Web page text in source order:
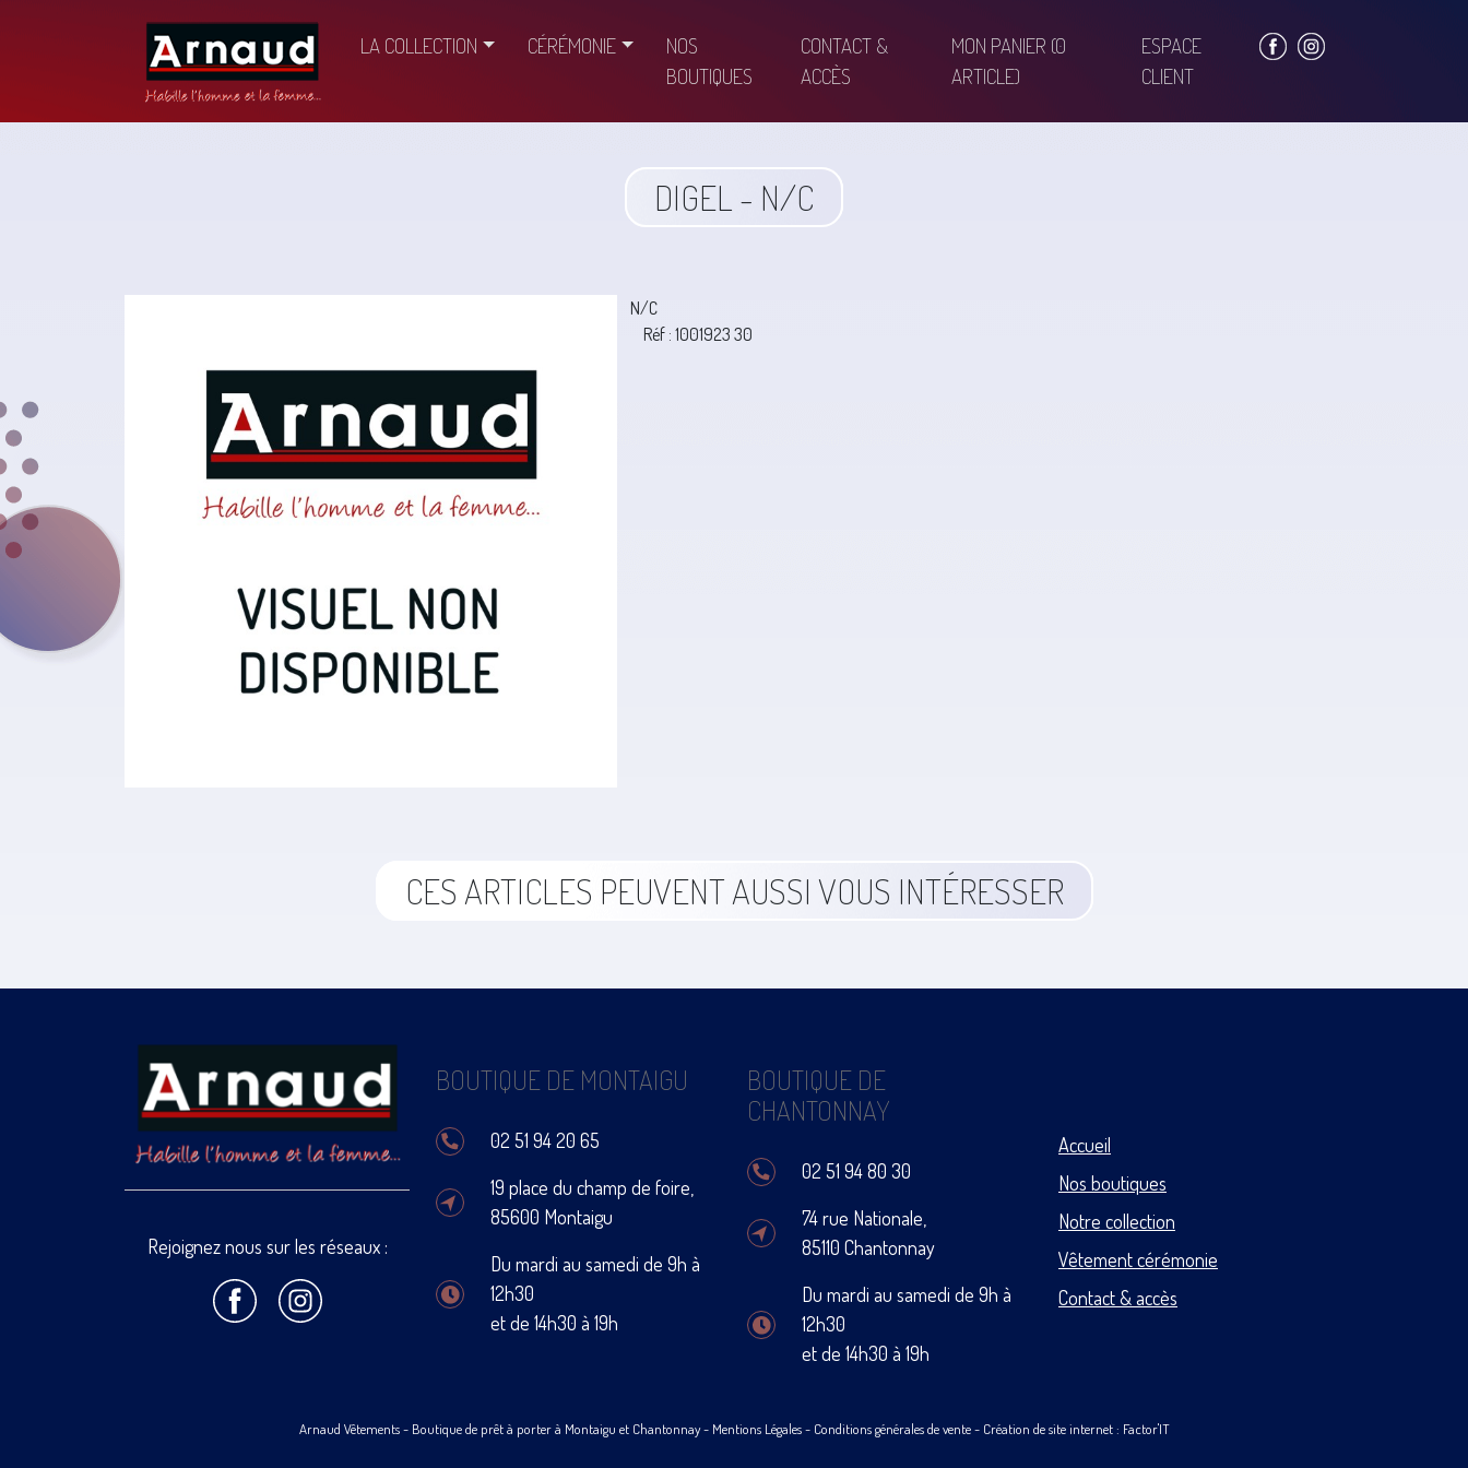
LA COLLECTION CÉRÉMONIE
NOS
BOUTIQUES
CONTACT &
ACCÈS
MON PANIER (0
ARTICLE)
ESPACE
CLIENT
DIGEL - N/C
N/C
Réf : 1001923 30
CES ARTICLES PEUVENT AUSSI VOUS INTÉRESSER
Rejoignez nous sur les réseaux :
BOUTIQUE DE MONTAIGU
02 51 94 20 65
19 place du champ de foire,
85600 Montaigu
Du mardi au samedi de 9h à
12h30
et de 14h30 à 19h
BOUTIQUE DE
CHANTONNAY
02 51 94 80 30
74 rue Nationale,
85110 Chantonnay
Du mardi au samedi de 9h à
12h30
et de 14h30 à 19h
Accueil
Nos boutiques
Notre collection
Vêtement cérémonie
Contact & accès
Arnaud Vêtements- Boutique de prêt à porter à Montaigu et Chantonnay - Mentions Légales- Conditions générales de vente- Création de site internet : Factor'IT